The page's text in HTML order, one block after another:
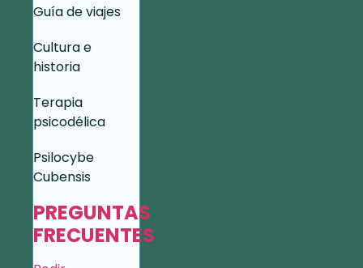
Guía de viajes
Cultura e
historia
Terapia
psicodélica
Psilocybe
Cubensis
PREGUNTAS
FRECUENTES